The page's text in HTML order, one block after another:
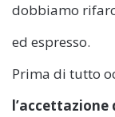
dobbiamo
ed espresso.
Prima di tutto
l’accettazione